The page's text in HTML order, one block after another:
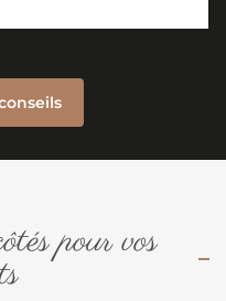
pour vos